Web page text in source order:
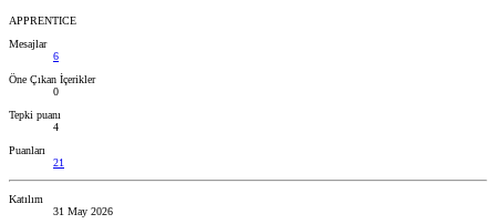
APPRENTICE
Mesajlar
6
Öne Çıkan İçerikler
0
Tepki puanı
4
Puanları
21
Katılım
31 May 2026